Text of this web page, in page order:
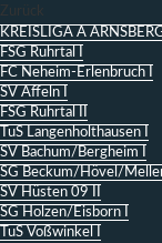
Zurück
KREISLIGA A
FSG Ruhrtal I
FC Neheim-Erlenbruch I
SV Affeln I
FSG Ruhrtal II
TuS Langenholthausen I
SV Bachum/Bergheim I
SG Beckum/Hövel/
SV Hüsten 09 II
SG Holzen/Eisborn I
TuS Voßwinkel I